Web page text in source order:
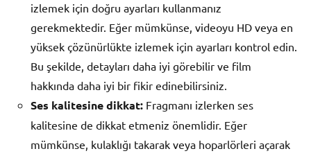
izlemek için doğru ayarları kullanmanız
gerekmektedir. Eğer mümkünse, videoyu HD veya en
yüksek çözünürlükte izlemek için ayarları kontrol edin.
Bu şekilde, detayları daha iyi görebilir ve film
hakkında daha iyi bir fikir edinebilirsiniz.
Ses kalitesine dikkat: Fragmanı izlerken ses
kalitesine de dikkat etmeniz önemlidir. Eğer
mümkünse, kulaklığı takarak veya hoparlörleri açarak